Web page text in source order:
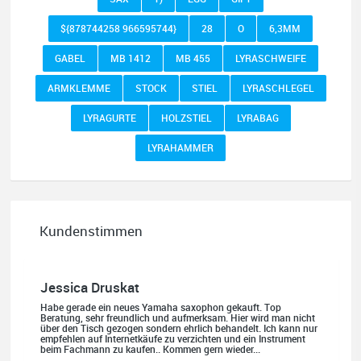
${878744258 966595744} 28 O 6,3MM
GABEL MB 1412 MB 455 LYRASCHWEIFE
ARMKLEMME STOCK STIEL LYRASCHLEGEL
LYRAGURTE HOLZSTIEL LYRABAG
LYRAHAMMER
Kundenstimmen
Habe gerade ein neues Yamaha saxophon gekauft. Top
Beratung, sehr freundlich und aufmerksam. Hier wird man nicht
über den Tisch gezogen sondern ehrlich behandelt. Ich kann nur
empfehlen auf Internetkäufe zu verzichten und ein Instrument
beim Fachmann zu kaufen.. Kommen gern wieder...